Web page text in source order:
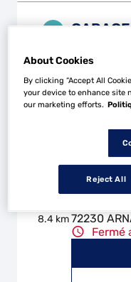
5.74 km72700
Fermé
8.4 km
LMP
72230
Fermé
About Cookies
By clicking “Accept All
your device to enhance site
our marketing efforts.
Reject All